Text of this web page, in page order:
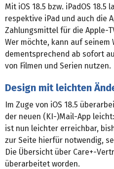
Mit iOS 18.5 bzw. iPadOS 18.5
respektive iPad und auch die
Zahlungsmittel für die Apple-
Wer möchte, kann auf seinem
dementsprechend ab sofort
von Filmen und Serien nutzen.
Design mit leichten
Im Zuge von iOS 18.5
der neuen (KI-)Mail-App
ist nun leichter erreichbar,
zur Seite hierfür notwendig,
Die Übersicht über Care+-
überarbeitet worden.